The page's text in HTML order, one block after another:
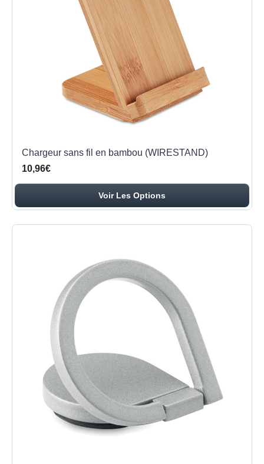
Chargeur sans fil en bambou (WIRESTAND)
10,96€
Voir Les Options